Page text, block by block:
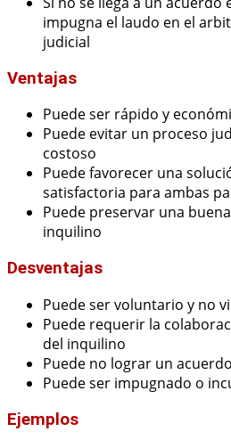
impugna el laudo en el
judicial
Ventajas
Puede ser rápido y
Puede evitar un proceso
costoso
Puede favorecer una
satisfactoria para ambas
Puede preservar una
inquilino
Desventajas
Puede ser voluntario y no
Puede requerir la
del inquilino
Puede no lograr un
Puede ser impugnado o
Ejemplos